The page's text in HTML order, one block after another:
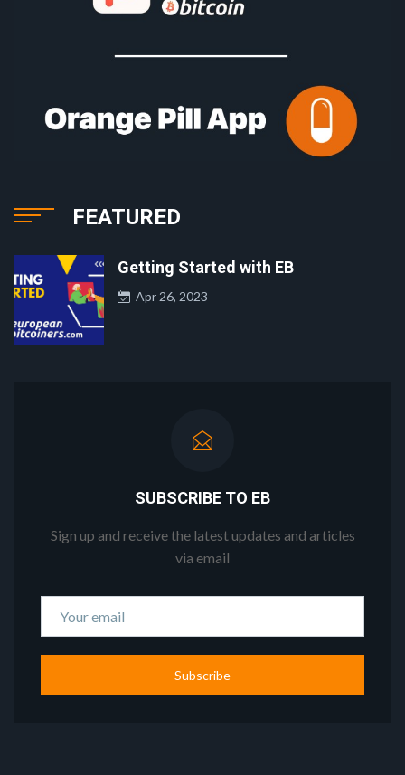
FEATURED
Getting Started with EB
Apr 26, 2023
SUBSCRIBE TO EB
Sign up and receive the latest updates and articles
via email
Subscribe